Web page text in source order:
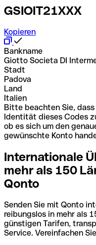
GSIOIT21XXX
Kopieren
Bankname
Giotto Societa DI
Stadt
Padova
Land
Italien
Bitte beachten Sie,
Identität dieses Codes
ob es sich um den
gewünschte Konto
Internationale
mehr als 150
Qonto
Senden Sie mit Qonto
reibungslos in mehr als
günstigen Tarifen,
Service. Vereinfachen